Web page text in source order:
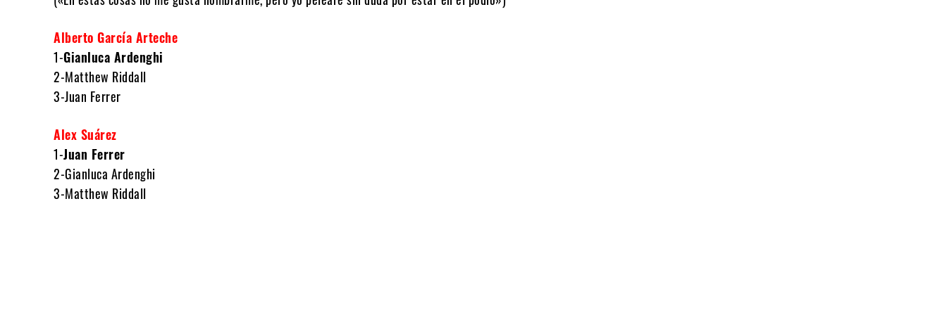
Alberto García Arteche
1-Gianluca Ardenghi
2-Matthew Riddall
3-Juan Ferrer
Alex Suárez
1-Juan Ferrer
2-Gianluca Ardenghi
3-Matthew Riddall